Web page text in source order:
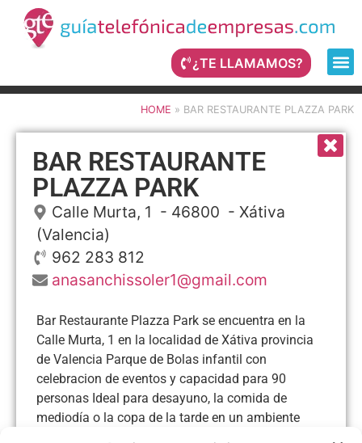
¿TE LLAMAMOS?
HOME » BAR RESTAURANTE PLAZZA PARK
BAR RESTAURANTE
PLAZZA PARK
Calle Murta, 1 - 46800 -Xátiva
(Valencia)
962 283 812
anasanchissoler1@gmail.com
Bar Restaurante Plazza Park se encuentra en la
Calle Murta, 1 en la localidad de Xátiva provincia
de Valencia Parque de Bolas infantil con
celebracion de eventos y capacidad para 90
personas Ideal para desayuno, la comida de
mediodía o la copa de la tarde en un ambiente